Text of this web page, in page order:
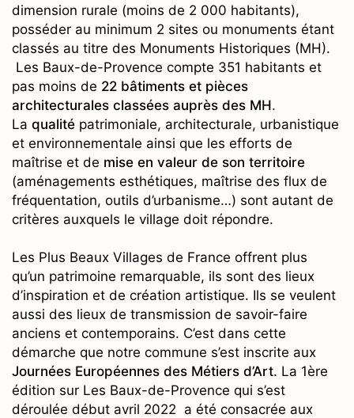
dimension rurale (moins de 2 000 habitants),
posséder au minimum 2 sites ou monuments étant
classés au titre des Monuments Historiques (MH).
Les Baux-de-Provence compte 351 habitants et
pas moins de 22 bâtiments et pièces
architecturales classées auprès des MH.
La qualité patrimoniale, architecturale, urbanistique
et environnementale ainsi que les efforts de
maîtrise et de mise en valeur de son territoire
(aménagements esthétiques, maîtrise des flux de
fréquentation, outils d’urbanisme…) sont autant de
critères auxquels le village doit répondre.
Les Plus Beaux Villages de France offrent plus
qu’un patrimoine remarquable, ils sont des lieux
d’inspiration et de création artistique. Ils se veulent
aussi des lieux de transmission de savoir-faire
anciens et contemporains. C’est dans cette
démarche que notre commune s’est inscrite aux
Journées Européennes des Métiers d’Art. La 1ère
édition sur Les Baux-de-Provence qui s’est
déroulée début avril 2022 a été consacrée aux